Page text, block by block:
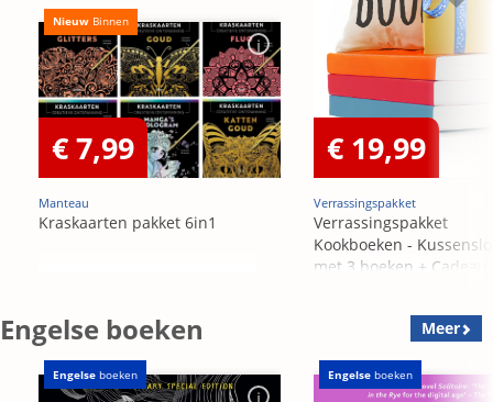
Nieuw Binnen
€ 7,99
Manteau
Kraskaarten pakket 6in1
€ 19,99
Verrassingspakket
Verrassingspakket
Kookboeken -
met 3 boeken + Cadeau
Engelse boeken Meer
Engelse boeken Engelse boeken